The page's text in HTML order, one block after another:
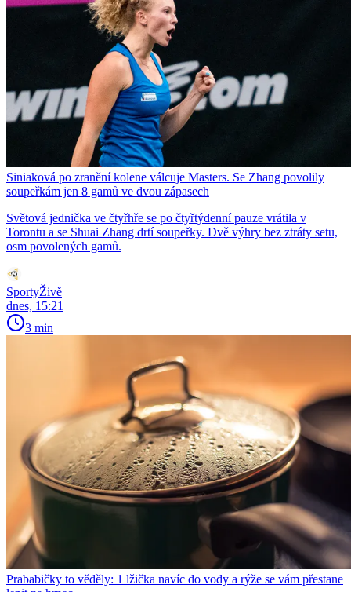
Siniaková po zranění kolene válcuje Masters. Se Zhang povolily
soupeřkám jen 8 gamů ve dvou zápasech
Světová jednička ve čtyřhře se po čtyřtýdenní pauze vrátila v
Torontu a se Shuai Zhang drtí soupeřky. Dvě výhry bez ztráty setu,
osm povolených gamů.
SportyŽivě
dnes, 15:21
3 min
Prababičky to věděly: 1 lžička navíc do vody a rýže se vám přestane